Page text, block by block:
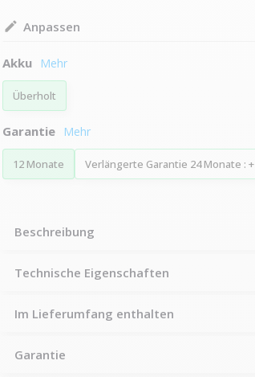
Anpassen
Akku
Überholt
Garantie
12 Monate Verlängerte Garantie 24 Monate : +
Beschreibung
Technische Eigenschaften
Im Lieferumfang enthalten
Garantie